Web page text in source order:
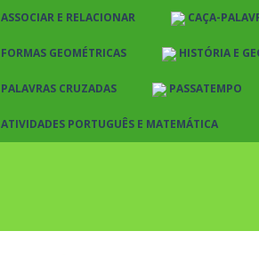
ASSOCIAR E RELACIONAR CAÇA-
FORMAS GEOMÉTRICAS HISTÓRIA E
PALAVRAS CRUZADAS PASSATEMPO
ATIVIDADES PORTUGUÊS E MATEMÁTICA